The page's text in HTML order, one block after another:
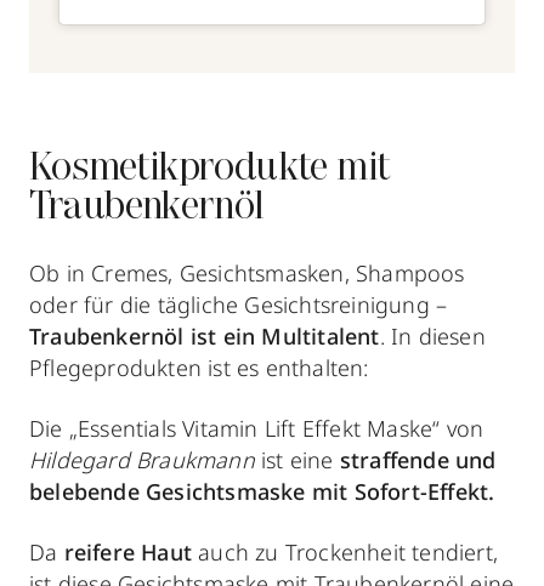
Kosmetikprodukte mit
Traubenkernöl
Ob in Cremes, Gesichtsmasken, Shampoos
oder für die tägliche Gesichtsreinigung –
Traubenkernöl ist ein Multitalent. In diesen
Pflegeprodukten ist es enthalten:
Die „Essentials Vitamin Lift Effekt Maske“ von
Hildegard Braukmannist eine straffende und
belebende Gesichtsmaske mit Sofort-Effekt.
Da reifere Haut auch zu Trockenheit tendiert,